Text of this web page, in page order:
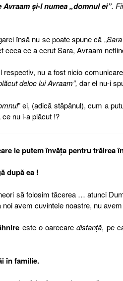
Avraam şi-l numea „domnul ei”.
însă nu se poate spune că „
ceea ce a cerut Sara, Avraam
respectiv, nu a fost nicio
deloc lui Avraam”, dar el nu-i
” ei, (adică stăpânul), cum a
nu i-a plăcut !?
le putem învăţa pentru trăirea
după ea !
să folosim tăcerea … atunci
avem cuvintele noastre, nu
este o oarecare distanţă, pe
în familie.